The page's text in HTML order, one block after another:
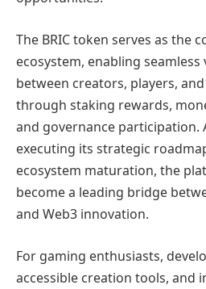
The BRIC token serves as the
ecosystem, enabling seamless
between creators, players,
through staking rewards,
and governance participation.
executing its strategic
ecosystem maturation, the
become a leading bridge
and Web3 innovation.
For gaming enthusiasts,
accessible creation tools, and